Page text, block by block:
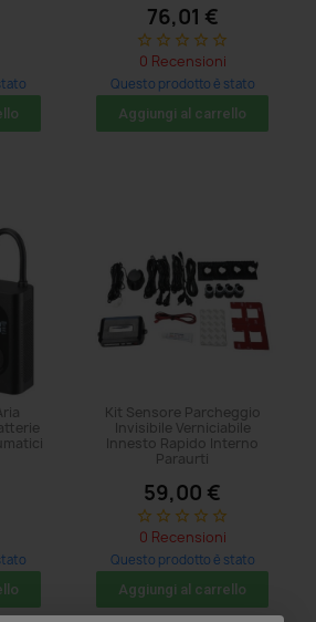
76,01 €
star_border star_border star_border star_border star_border
0 Recensioni
Questo prodotto è stato
acquistato: 8 volte
Aggiungi al carrello
Kit Sensore Parcheggio
Invisibile Verniciabile
Innesto Rapido Interno
Paraurti
59,00 €
star_border star_border star_border star_border star_border
0 Recensioni
Questo prodotto è stato
acquistato: 5 volte
Aggiungi al carrello